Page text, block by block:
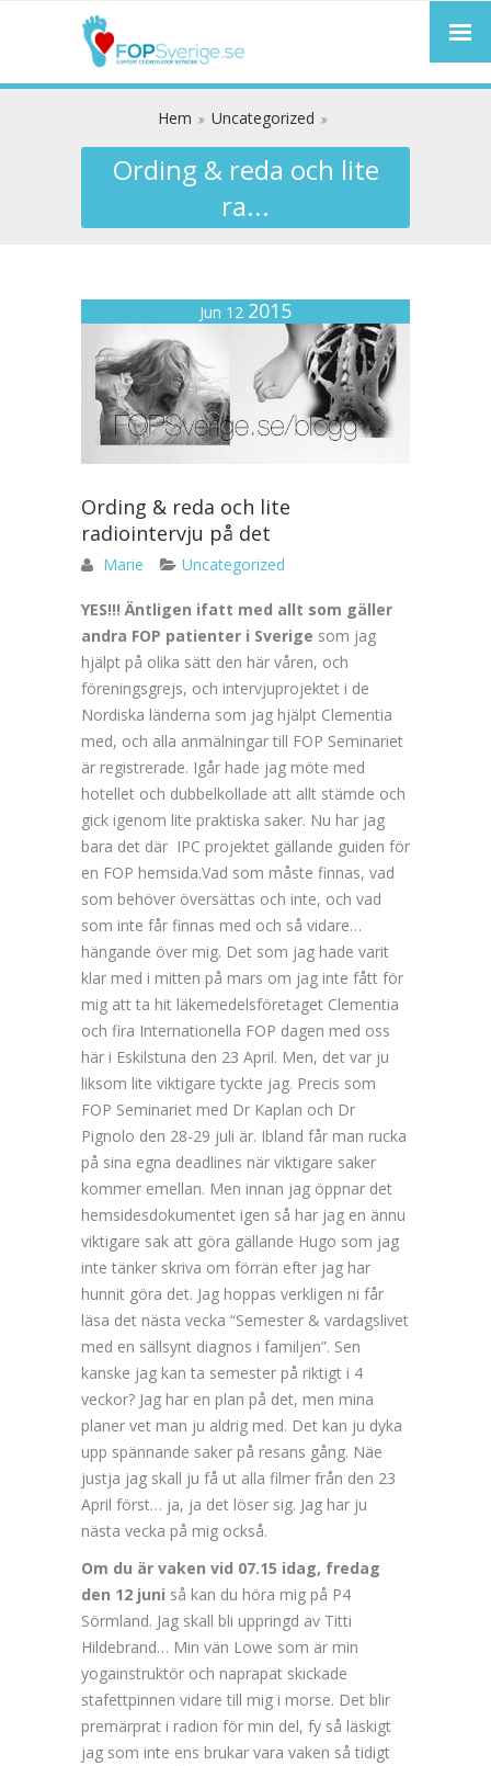
Hem Uncategorized
Ording & reda och lite
ra...
Jun 12 2015
Ording & reda och lite
radiointervju på det
Marie Uncategorized
YES!!! Äntligen ifatt med allt som gäller
andra FOP patienter i Sverige som jag
hjälpt på olika sätt den här våren, och
föreningsgrejs, och intervjuprojektet i de
Nordiska länderna som jag hjälpt Clementia
med, och alla anmälningar till FOP Seminariet
är registrerade. Igår hade jag möte med
hotellet och dubbelkollade att allt stämde och
gick igenom lite praktiska saker. Nu har jag
bara det där IPC projektet gällande guiden för
en FOP hemsida.Vad som måste finnas, vad
som behöver översättas och inte, och vad
som inte får finnas med och så vidare…
hängande över mig. Det som jag hade varit
klar med i mitten på mars om jag inte fått för
mig att ta hit läkemedelsföretaget Clementia
och fira Internationella FOP dagen med oss
här i Eskilstuna den 23 April. Men, det var ju
liksom lite viktigare tyckte jag. Precis som
FOP Seminariet med Dr Kaplan och Dr
Pignolo den 28-29 juli är. Ibland får man rucka
på sina egna deadlines när viktigare saker
kommer emellan. Men innan jag öppnar det
hemsidesdokumentet igen så har jag en ännu
viktigare sak att göra gällande Hugo som jag
inte tänker skriva om förrän efter jag har
hunnit göra det. Jag hoppas verkligen ni får
läsa det nästa vecka “Semester & vardagslivet
med en sällsynt diagnos i familjen”. Sen
kanske jag kan ta semester på riktigt i 4
veckor? Jag har en plan på det, men mina
planer vet man ju aldrig med. Det kan ju dyka
upp spännande saker på resans gång. Näe
justja jag skall ju få ut alla filmer från den 23
April först… ja, ja det löser sig. Jag har ju
nästa vecka på mig också.
Om du är vaken vid 07.15 idag, fredag
den 12 juni så kan du höra mig på P4
Sörmland. Jag skall bli uppringd av Titti
Hildebrand… Min vän Lowe som är min
yogainstruktör och naprapat skickade
stafettpinnen vidare till mig i morse. Det blir
premärprat i radion för min del, fy så läskigt
jag som inte ens brukar vara vaken så tidigt